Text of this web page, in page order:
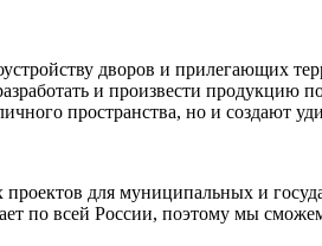
дворов и прилегающих
и произвести продукцию
пространства, но и создают
для муниципальных и
по всей России, поэтому мы